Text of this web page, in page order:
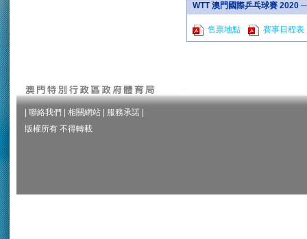
WTT 澳門國際乒乓球賽 2020
售票地點 賽事日程表
聯絡我們 相關網站 服務承諾
版權所有 不得轉載